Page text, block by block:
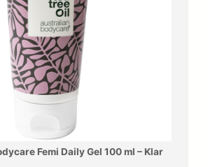
Femi Daily Gel 100 ml – Klar